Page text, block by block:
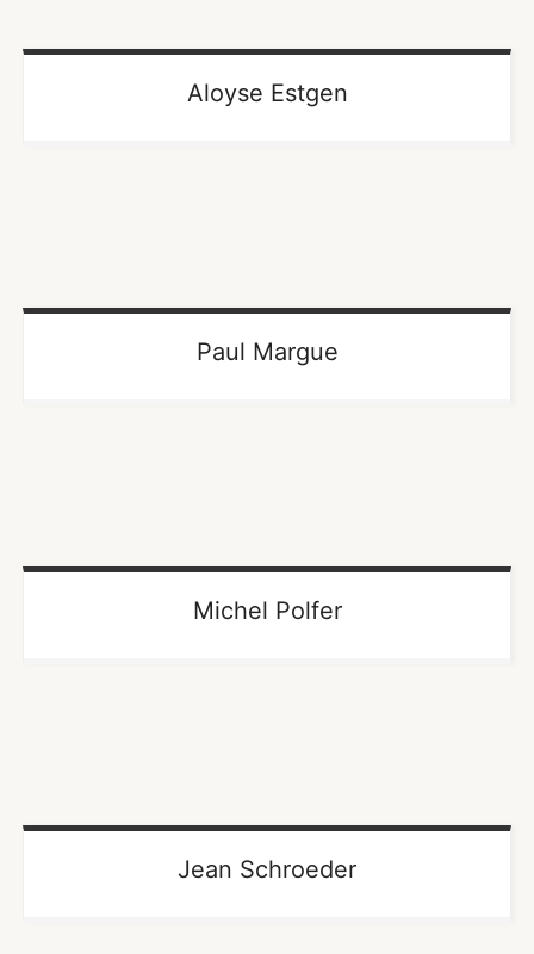
Aloyse Estgen
Paul Margue
Michel Polfer
Jean Schroeder